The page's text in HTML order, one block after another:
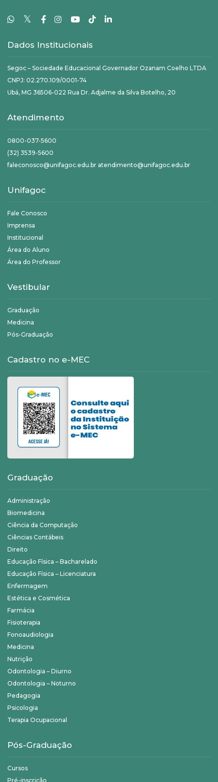
𝕏
Dados Institucionais
Segoc – Sociedade Educacional Governador Ozanam Coelho LTDA
CNPJ: 02.270.109/0001-74
Ubá, MG 36506-022 Rua Dr. Adjalme da Silva Botelho, 20
Atendimento
0800-037-5600
(32) 3539-5600
faleconosco@unifagoc.edu.br atendimento@unifagoc.edu.br
Unifagoc
Fale Conosco
Imprensa
Institucional
Área do Aluno
Área do Professor
Vestibular
Graduação
Medicina
Pós-Graduação
Cadastro no e-MEC
Graduação
Administração
Biomedicina
Ciência da Computação
Ciências Contábeis
Direito
Educação Física – Bacharelado
Educação Física – Licenciatura
Enfermagem
Estética e Cosmética
Farmácia
Fisioterapia
Fonoaudiologia
Medicina
Nutrição
Odontologia – Diurno
Odontologia – Noturno
Pedagogia
Psicologia
Terapia Ocupacional
Pós-Graduação
Cursos
Pré-inscrição